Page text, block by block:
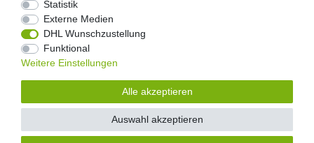
Widerrufs­recht Widerrufs­formular
Daten­schutz­erklärung
© Copyright 2026 Floral-Direkt Alle Rechte vorbehalten.
Statistik
Externe Medien
DHL Wunschzustellung
Funktional
Weitere Einstellungen
Alle akzeptieren
Auswahl akzeptieren